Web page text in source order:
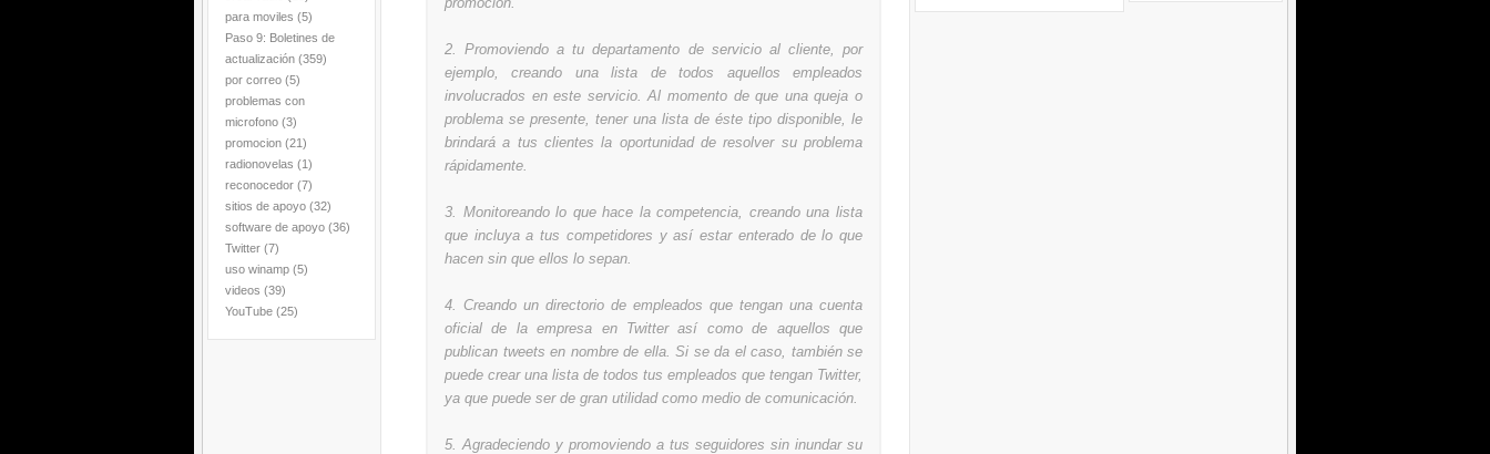
para moviles (5)
Paso 9: Boletines de
actualización (359)
por correo (5)
problemas con
microfono (3)
promocion (21)
radionovelas (1)
reconocedor (7)
sitios de apoyo (32)
software de apoyo (36)
Twitter (7)
uso winamp (5)
videos (39)
YouTube (25)
2. Promoviendo a tu departamento de servicio al cliente, por
ejemplo, creando una lista de todos aquellos empleados
involucrados en este servicio. Al momento de que una queja o
problema se presente, tener una lista de éste tipo disponible, le
brindará a tus clientes la oportunidad de resolver su problema
rápidamente.
3. Monitoreando lo que hace la competencia, creando una lista
que incluya a tus competidores y así estar enterado de lo que
hacen sin que ellos lo sepan.
4. Creando un directorio de empleados que tengan una cuenta
oficial de la empresa en Twitter así como de aquellos que
publican tweets en nombre de ella. Si se da el caso, también se
puede crear una lista de todos tus empleados que tengan Twitter,
ya que puede ser de gran utilidad como medio de comunicación.
5. Agradeciendo y promoviendo a tus seguidores sin inundar su